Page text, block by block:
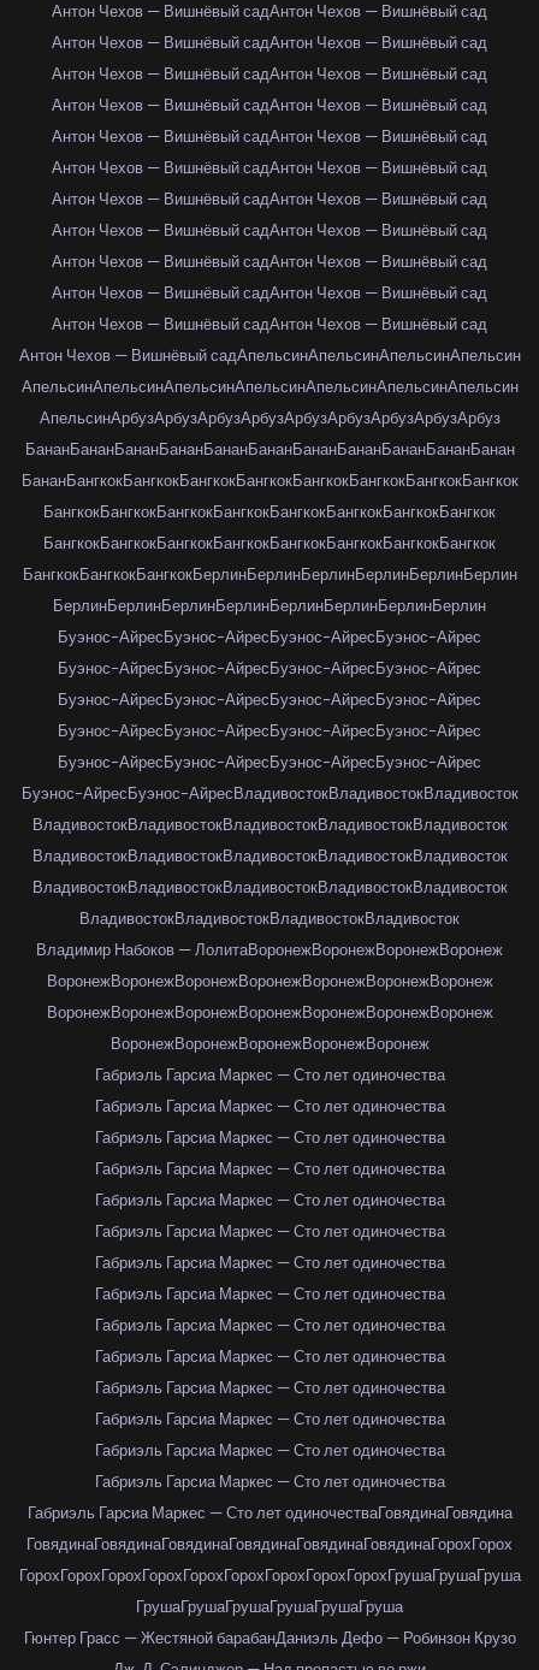
Антон Чехов — Вишнёвый садАнтон Чехов — Вишнёвый сад
Антон Чехов — Вишнёвый садАнтон Чехов — Вишнёвый сад
Антон Чехов — Вишнёвый садАнтон Чехов — Вишнёвый сад
Антон Чехов — Вишнёвый садАнтон Чехов — Вишнёвый сад
Антон Чехов — Вишнёвый садАнтон Чехов — Вишнёвый сад
Антон Чехов — Вишнёвый садАнтон Чехов — Вишнёвый сад
Антон Чехов — Вишнёвый садАнтон Чехов — Вишнёвый сад
Антон Чехов — Вишнёвый садАнтон Чехов — Вишнёвый сад
Антон Чехов — Вишнёвый садАнтон Чехов — Вишнёвый сад
Антон Чехов — Вишнёвый садАнтон Чехов — Вишнёвый сад
Антон Чехов — Вишнёвый садАнтон Чехов — Вишнёвый сад
Антон Чехов — Вишнёвый садАпельсинАпельсинАпельсинАпельсин
АпельсинАпельсинАпельсинАпельсинАпельсинАпельсинАпельсин
АпельсинАрбузАрбузАрбузАрбузАрбузАрбузАрбузАрбузАрбуз
БананБананБананБананБананБананБананБананБананБананБанан
БананБангкокБангкокБангкокБангкокБангкокБангкокБангкокБангкок
БангкокБангкокБангкокБангкокБангкокБангкокБангкокБангкок
БангкокБангкокБангкокБангкокБангкокБангкокБангкокБангкок
БангкокБангкокБангкокБерлинБерлинБерлинБерлинБерлинБерлин
БерлинБерлинБерлинБерлинБерлинБерлинБерлинБерлин
Буэнос-АйресБуэнос-АйресБуэнос-АйресБуэнос-Айрес
Буэнос-АйресБуэнос-АйресБуэнос-АйресБуэнос-Айрес
Буэнос-АйресБуэнос-АйресБуэнос-АйресБуэнос-Айрес
Буэнос-АйресБуэнос-АйресБуэнос-АйресБуэнос-Айрес
Буэнос-АйресБуэнос-АйресБуэнос-АйресБуэнос-Айрес
Буэнос-АйресБуэнос-АйресВладивостокВладивостокВладивосток
ВладивостокВладивостокВладивостокВладивостокВладивосток
ВладивостокВладивостокВладивостокВладивостокВладивосток
ВладивостокВладивостокВладивостокВладивостокВладивосток
ВладивостокВладивостокВладивостокВладивосток
Владимир Набоков — ЛолитаВоронежВоронежВоронежВоронеж
ВоронежВоронежВоронежВоронежВоронежВоронежВоронеж
ВоронежВоронежВоронежВоронежВоронежВоронежВоронеж
ВоронежВоронежВоронежВоронежВоронеж
Габриэль Гарсиа Маркес — Сто лет одиночества
Габриэль Гарсиа Маркес — Сто лет одиночества
Габриэль Гарсиа Маркес — Сто лет одиночества
Габриэль Гарсиа Маркес — Сто лет одиночества
Габриэль Гарсиа Маркес — Сто лет одиночества
Габриэль Гарсиа Маркес — Сто лет одиночества
Габриэль Гарсиа Маркес — Сто лет одиночества
Габриэль Гарсиа Маркес — Сто лет одиночества
Габриэль Гарсиа Маркес — Сто лет одиночества
Габриэль Гарсиа Маркес — Сто лет одиночества
Габриэль Гарсиа Маркес — Сто лет одиночества
Габриэль Гарсиа Маркес — Сто лет одиночества
Габриэль Гарсиа Маркес — Сто лет одиночества
Габриэль Гарсиа Маркес — Сто лет одиночества
Габриэль Гарсиа Маркес — Сто лет одиночестваГовядинаГовядина
ГовядинаГовядинаГовядинаГовядинаГовядинаГовядинаГорохГорох
ГорохГорохГорохГорохГорохГорохГорохГорохГорохГрушаГрушаГруша
ГрушаГрушаГрушаГрушаГрушаГруша
Гюнтер Грасс — Жестяной барабанДаниэль Дефо — Робинзон Крузо